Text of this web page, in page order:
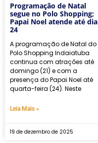
Programação de Natal
segue no Polo Shopping;
Papai Noel atende até dia
24
A programação de Natal do
Polo Shopping Indaiatuba
continua com atrações até
domingo (21) e com a
presença do Papai Noel até
quarta-feira (24). Neste
Leia Mais »
19 de dezembro de 2025